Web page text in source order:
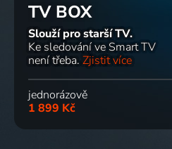
TV BOX
Slouží pro starší TV.
Ke sledování ve Smart TV
není třeba. Zjistit více
jednorázově
1 899 Kč